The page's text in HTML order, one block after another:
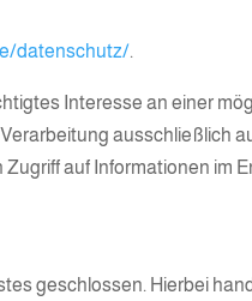
datenschutz/.
Interesse an einer
ausschließlich
auf Informationen im
geschlossen. Hierbei